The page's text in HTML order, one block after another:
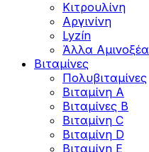
Κιτρουλίνη
Αργινίνη
Lyzín
Άλλα Αμινοξέα
Βιταμίνες
Πολυβιταμίνες
Βιταμίνη Α
Βιταμίνες Β
Βιταμίνη C
Βιταμίνη D
Βιταμίνη Ε